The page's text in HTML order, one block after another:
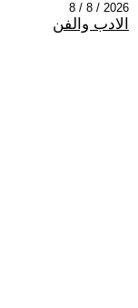
2026 / 8 / 8
الادب والفن